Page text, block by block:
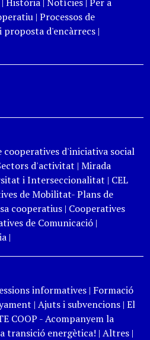
| Processos de
proposta d'encàrrecs|
cooperatives d'iniciativa social
d'activitat | Mirada
i Interseccionalitat | CEL
de Mobilitat- Plans de
cooperatius| Cooperatives
de Comunicació|
|
informatives| Formació
| Ajuts i subvencions| El
COOP - Acompanyem la
transició energètica! | Altres|